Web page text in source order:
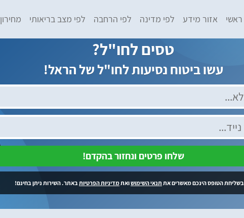
ראשי אזור מידע לפי מדינה לפי הרחבה לפי מצב בריאותי מחירון
טסים לחו"ל?
עשו ביטוח נסיעות לחו"ל של הראל!
שלחו פרטים ונחזור בהקדם!
בשליחת הטופס הינכם מאשרים את תנאי השימושואת מדיניות הפרטיות באתר. השירות ניתן בחינם!